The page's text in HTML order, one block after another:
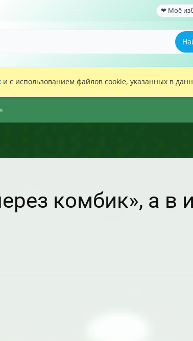
❤ Моё
и с использованием файлов cookie, указанных в
комбик», а в